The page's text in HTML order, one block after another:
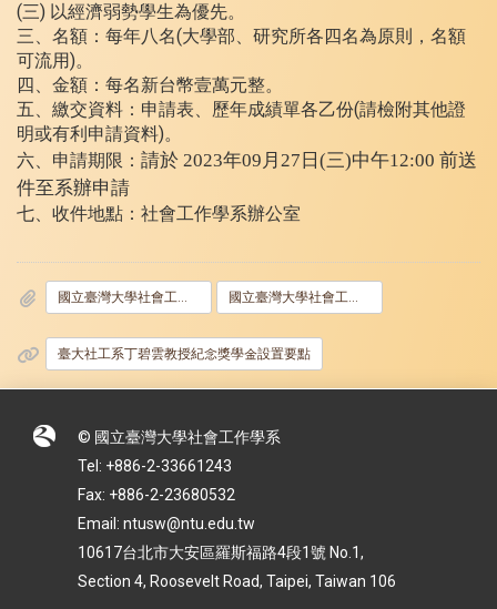
(三) 以經濟弱勢學生為優先。
三、名額：每年八名(大學部、研究所各四名為原則，名額
可流用)。
四、金額：每名新台幣壹萬元整。
五、繳交資料：申請表、歷年成績單各乙份(請檢附其他證
明或有利申請資料)。
六、申請期限： 請於 2023年09月27日(三)中午12:00 前送
件至系辦申請
七、收件地點：社會工作學系辦公室
國立臺灣大學社會工作學系丁碧雲教授紀念獎學金申請表1101001.docx 國立臺灣大學社會工作學系丁碧雲教授紀念獎學金申請表1101001.odt
臺大社工系丁碧雲教授紀念獎學金設置要點
© 國立臺灣大學社會工作學系
Tel: +886-2-33661243
Fax: +886-2-23680532
Email: ntusw@ntu.edu.tw
10617台北市大安區羅斯福路4段1號 No.1,
Section 4, Roosevelt Road, Taipei, Taiwan 106